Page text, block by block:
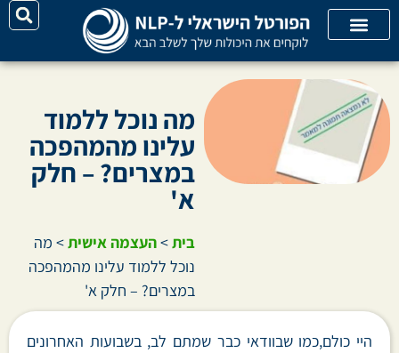
מה נוכל ללמוד
עלינו מהמהפכה
במצרים? – חלק
א'
בית>העצמה אישית> מה
נוכל ללמוד עלינו מהמהפכה
במצרים? – חלק א'
היי כולם,כמו שבוודאי כבר שמתם לב, בשבועות האחרונים